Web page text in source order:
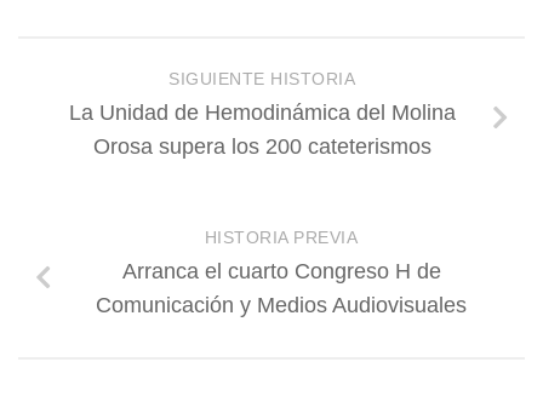
SIGUIENTE HISTORIA
La Unidad de Hemodinámica del Molina
Orosa supera los 200 cateterismos
HISTORIA PREVIA
Arranca el cuarto Congreso H de
Comunicación y Medios Audiovisuales